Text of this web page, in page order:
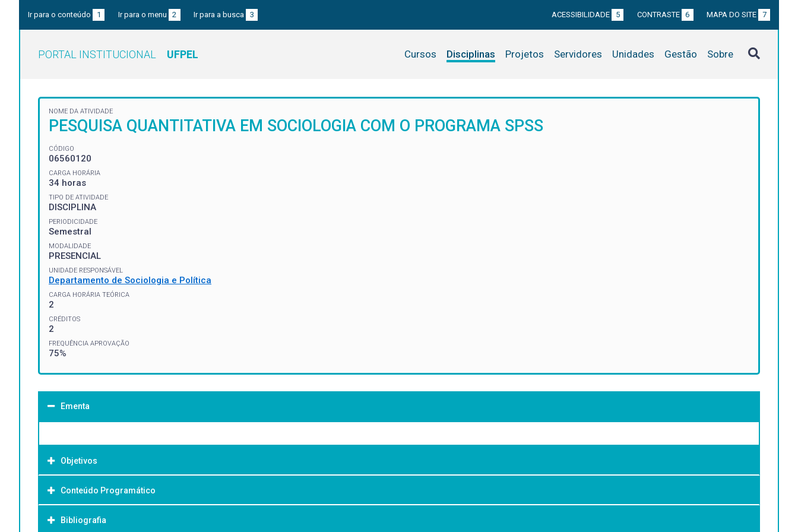
Ir para o conteúdo 1 Ir para o menu 2 Ir para a busca 3 ACESSIBILIDADE 5 CONTRASTE 6 MAPA DO SITE 7
PORTAL INSTITUCIONAL UFPEL Cursos Disciplinas Projetos Servidores Unidades Gestão Sobre
NOME DA ATIVIDADE
PESQUISA QUANTITATIVA EM SOCIOLOGIA COM O PROGRAMA SPSS
CÓDIGO
06560120
CARGA HORÁRIA
34 horas
TIPO DE ATIVIDADE
DISCIPLINA
PERIODICIDADE
Semestral
MODALIDADE
PRESENCIAL
UNIDADE RESPONSÁVEL
Departamento de Sociologia e Política
CARGA HORÁRIA TEÓRICA
2
CRÉDITOS
2
FREQUÊNCIA APROVAÇÃO
75%
Ementa
Objetivos
Objetivo Geral:
Conteúdo Programático
Bibliografia